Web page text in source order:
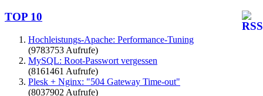
TOP 10
Hochleistungs-Apache: Performance-Tuning
(9783753 Aufrufe)
MySQL: Root-Passwort vergessen
(8161461 Aufrufe)
Plesk + Nginx: "504 Gateway Time-out"
(8037902 Aufrufe)